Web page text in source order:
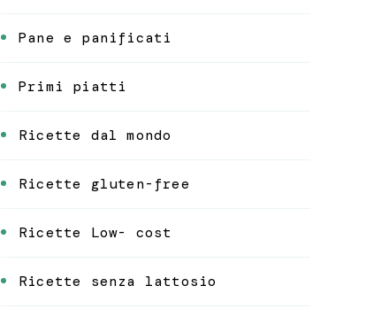
Pane e panificati
Primi piatti
Ricette dal mondo
Ricette gluten-free
Ricette Low- cost
Ricette senza lattosio